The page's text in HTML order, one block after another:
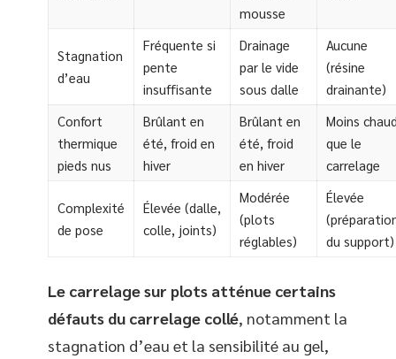
mousse
Stagnation
d’eau
Fréquente si
pente
insuffisante
Drainage
par le vide
sous dalle
Aucune
(résine
drainante)
Confort
thermique
pieds nus
Brûlant en
été, froid en
hiver
Brûlant en
été, froid
en hiver
Moins
que le
carrelage
Complexité
de pose
Élevée (dalle,
colle, joints)
Modérée
(plots
réglables)
Élevée
du support)
Le carrelage sur plots atténue certains
défauts du carrelage collé, notamment la
stagnation d’eau et la sensibilité au gel,